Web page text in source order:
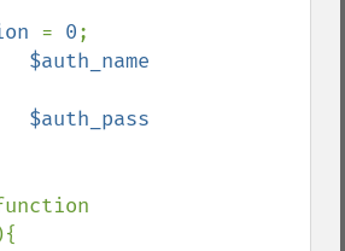
= 0;